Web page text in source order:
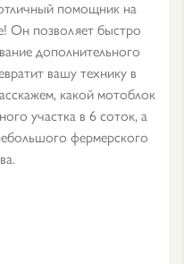
помощник на
Он позволяет быстро
дополнительного
вашу технику в
какой мотоблок
участка в 6 соток, а
фермерского